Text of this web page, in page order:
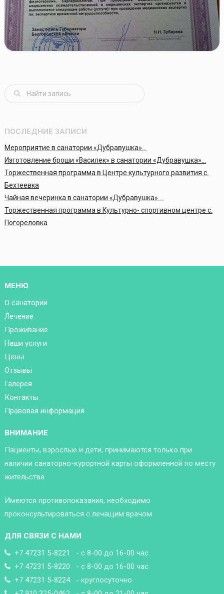
ПОСЛЕДНИЕ ЗАПИСИ
Мероприятие в санатории «Дубравушка»…
Изготовление броши «Василек» в санатории «Дубравушка»…
Торжественная программа в Центре культурного развития с.
Бехтеевка
Чайная вечеринка в санатории «Дубравушка»….
Торжественная программа в Культурно- спортивном центре с.
Погореловка
МЕНЮ
О санатории
Лечение
Проживание
Наши услуги
Цены
Отзывы
Галерея
Контакты
Правовая информация
ВНИМАНИЕ
Пациенты, взрослые и дети, принимаются только при
наличии санаторно-курортной карты оформленной по месту
жительства.
Имеются противопоказания, необходимо
проконсультироваться с лечащим врачом.
ДЛЯ СВЯЗИ С НАМИ
+7 47231 5-8221 - с 8-00 до 16-00 час.
+7 47231 5-8220 - с 8-00 до 16-00 час.
+7 47231 5-8224 - круглосуточно